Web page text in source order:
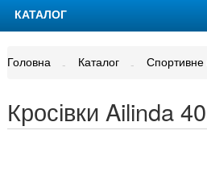
КАТАЛОГ
Головна Каталог Спортивне
Кросівки Ailinda